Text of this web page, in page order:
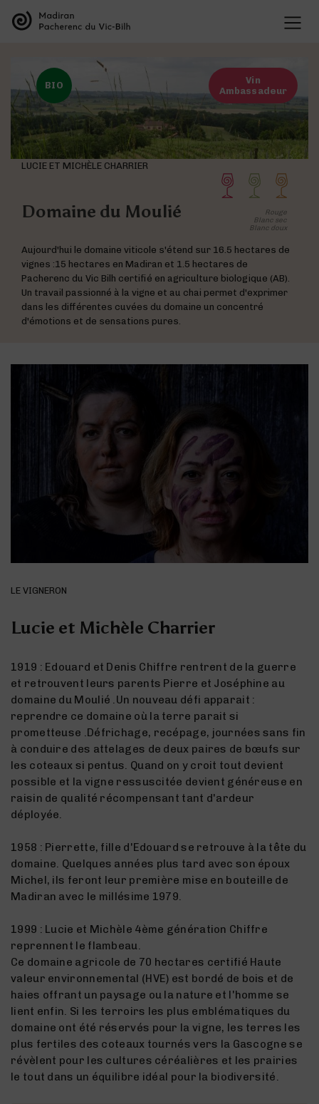
LES APPELLATIONS
L’organisation des appellations
L’histoire des appellations
Recherche et développement
Présentation des cépages
Présentation du terroir
Deux entités au sein de la même maison
Les vins de Madiran
Les vins de Pacherenc du Vic-Bilh
Les vins Bleu Tannat
Dégustation
Les accords mets & vins
Les vins de Madiran
CULTURE VIGNERONNE
Le savoir vivre des vignerons
Les événements phares des appellations
TOURISME VIGNERONS
La Maison des Vins
Liste des domaines
Visite des domaines
BLOG
Vin
Ambassadeur
BIO
LUCIE ET MICHÈLE CHARRIER
Domaine du Moulié
Rouge
Blanc sec
Blanc doux
Aujourd'hui le domaine viticole s'étend sur 16.5 hectares de
vignes :15 hectares en Madiran et 1.5 hectares de
Pacherenc du Vic Bilh certifié en agriculture biologique (AB).
Un travail passionné à la vigne et au chai permet d'exprimer
dans les différentes cuvées du domaine un concentré
d'émotions et de sensations pures.
LE VIGNERON
Lucie et Michèle Charrier
1919 : Edouard et Denis Chiffre rentrent de la guerre
et retrouvent leurs parents Pierre et Joséphine au
domaine du Moulié .Un nouveau défi apparait :
reprendre ce domaine où la terre parait si
prometteuse .Défrichage, recépage, journées sans fin
à conduire des attelages de deux paires de bœufs sur
les coteaux si pentus. Quand on y croit tout devient
possible et la vigne ressuscitée devient généreuse en
raisin de qualité récompensant tant d'ardeur
déployée.
1958 : Pierrette, fille d'Edouard se retrouve à la tête du
domaine. Quelques années plus tard avec son époux
Michel, ils feront leur première mise en bouteille de
Madiran avec le millésime 1979.
1999 : Lucie et Michèle 4ème génération Chiffre
reprennent le flambeau.
Ce domaine agricole de 70 hectares certifié Haute
valeur environnemental (HVE) est bordé de bois et de
haies offrant un paysage ou la nature et l'homme se
lient enfin. Si les terroirs les plus emblématiques du
domaine ont été réservés pour la vigne, les terres les
plus fertiles des coteaux tournés vers la Gascogne se
révèlent pour les cultures céréalières et les prairies
le tout dans un équilibre idéal pour la biodiversité.